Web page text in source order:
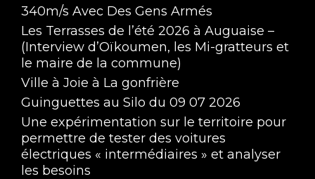
340m/s Avec Des Gens Armés
Les Terrasses de l’été 2026 à Auguaise –
(Interview d’Oïkoumen, les Mi-gratteurs et
le maire de la commune)
Ville à Joie à La gonfrière
Guinguettes au Silo du 09 07 2026
Une expérimentation sur le territoire pour
permettre de tester des voitures
électriques « intermédiaires » et analyser
les besoins